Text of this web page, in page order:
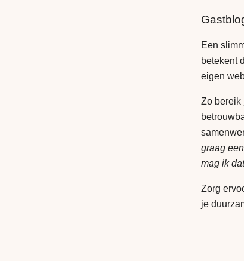
Een
betekent
eigen
Zo bereik
graag
mag ik
Zorg
je